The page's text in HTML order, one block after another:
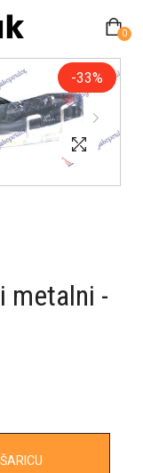
0
-33%
metalni -